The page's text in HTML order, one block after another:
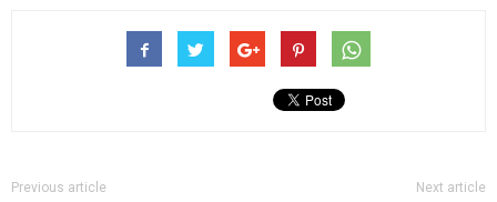
Previous article Next article